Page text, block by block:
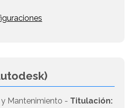
y Mantenimiento - Titulación: